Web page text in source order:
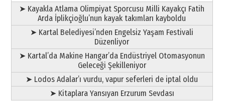
➤ Kayakla Atlama Olimpiyat Sporcusu Milli Kayakçı Fatih
Arda İplikçioğlu’nun kayak takımları kayboldu
➤ Kartal Belediyesi’nden Engelsiz Yaşam Festivali
Düzenliyor
➤ Kartal’da Makine Hangar’da Endüstriyel Otomasyonun
Geleceği Şekilleniyor
➤ Lodos Adalar’ı vurdu, vapur seferleri de iptal oldu
➤ Kitaplara Yansıyan Erzurum Sevdası